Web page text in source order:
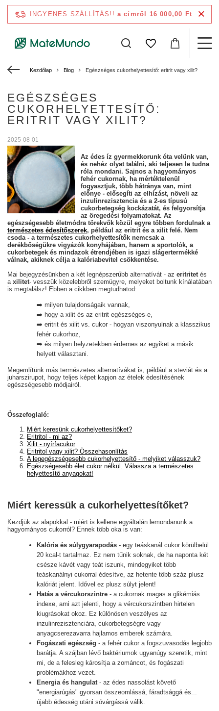
INGYENES SZÁLLÍTÁS!! a címről 16 000,00 Ft
Kezdőlap Blog Egészséges cukorhelyettesítő: eritrit vagy xilit?
EGÉSZSÉGES
CUKORHELYETTESÍTŐ:
ERITRIT VAGY XILIT?
2025-08-01
Az édes íz gyermekkorunk óta velünk van,
és nehéz olyat találni, aki teljesen le tudna
róla mondani. Sajnos a hagyományos
fehér cukornak, ha mértéktelenül
fogyasztjuk, több hátránya van, mint
előnye - elősegíti az elhízást, növeli az
inzulinrezisztencia és a 2-es típusú
cukorbetegség kockázatát, és felgyorsítja
az öregedési folyamatokat. Az
egészségesebb életmódra törekvők közül egyre többen fordulnak a
természetes édesítőszerek, például az eritrit és a xilit felé. Nem
csoda - a természetes cukorhelyettesítők nemcsak a
derékbőségükre vigyázók konyhájában, hanem a sportolók, a
cukorbetegek és mindazok étrendjében is igazi slágertermékké
válnak, akiknek célja a kalóriabevitel csökkentése.
Mai bejegyzésünkben a két legnépszerűbb alternatívát - az eritritetés
a xilitet- vesszük közelebbről szemügyre, melyeket boltunk kínálatában
is megtalálsz! Ebben a cikkben megtudhatod:
➡️ milyen tulajdonságaik vannak,
➡️ hogy a xilit és az eritrit egészséges-e,
➡️ eritrit és xilit vs. cukor - hogyan viszonyulnak a klasszikus
fehér cukorhoz,
➡️ és milyen helyzetekben érdemes az egyiket a másik
helyett választani.
Megemlítünk más természetes alternatívákat is, például a steviát és a
juharszirupot, hogy teljes képet kapjon az ételek édesítésének
egészségesebb módjairól.
Összefoglaló:
Miért keresünk cukorhelyettesítőket?
Eritritol - mi az?
Xilit - nyírfacukor
Eritritol vagy xilit? Összehasonlítás
A legegészségesebb cukorhelyettesítő - melyiket válasszuk?
Egészségesebb élet cukor nélkül. Válassza a természetes
helyettesítő anyagokat!
Miért keressük a cukorhelyettesítőket?
Kezdjük az alapokkal - miért is kellene egyáltalán lemondanunk a
hagyományos cukorról? Ennek több oka is van:
Kalória és súlygyarapodás - egy teáskanál cukor körülbelül
20 kcal-t tartalmaz. Ez nem tűnik soknak, de ha naponta két
csésze kávét vagy teát iszunk, mindegyiket több
teáskanálnyi cukorral édesítve, az hetente több száz plusz
kalóriát jelent. Idővel ez plusz súlyt jelent!
Hatás a vércukorszintre - a cukornak magas a glikémiás
indexe, ami azt jelenti, hogy a vércukorszintben hirtelen
kiugrásokat okoz. Ez különösen veszélyes az
inzulinrezisztenciára, cukorbetegségre vagy
anyagcserezavarra hajlamos emberek számára.
Fogászati egészség - a fehér cukor a fogszuvasodás legjobb
barátja. A szájban lévő baktériumok ugyanúgy szeretik, mint
mi, de a felesleg károsítja a zománcot, és fogászati
problémákhoz vezet.
Energia és hangulat- az édes nassolást követő
"energiarúgás" gyorsan összeomlássá, fáradtsággá és...
újabb édesség utáni sóvárgássá válik.